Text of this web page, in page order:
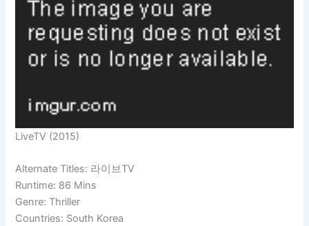
LiveTV (2015)
Alternate Titles: 라이브TV
Runtime: 86 Mins
Genre: Thriller
Countries: South Korea